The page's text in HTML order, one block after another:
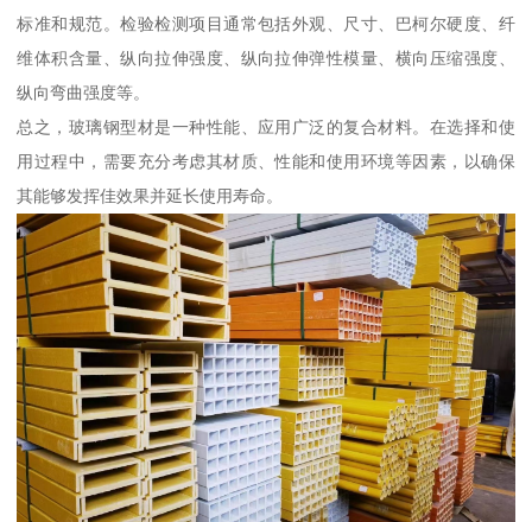
标准和规范。检验检测项目通常包括外观、尺寸、巴柯尔硬度、纤
维体积含量、纵向拉伸强度、纵向拉伸弹性模量、横向压缩强度、
纵向弯曲强度等。
总之，玻璃钢型材是一种性能、应用广泛的复合材料。在选择和使
用过程中，需要充分考虑其材质、性能和使用环境等因素，以确保
其能够发挥佳效果并延长使用寿命。